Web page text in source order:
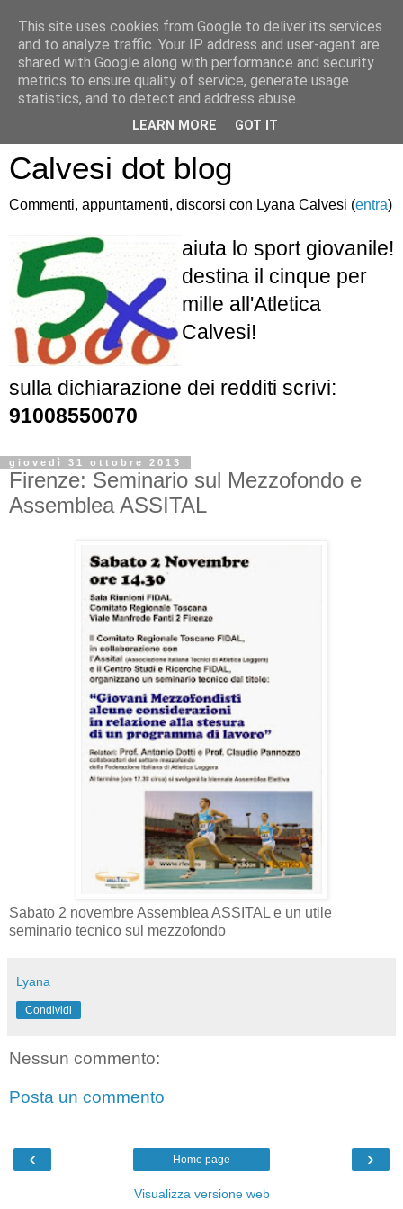
Atletica Sandro
Calvesi dot blog
Commenti, appuntamenti, discorsi con Lyana Calvesi (entra)
aiuta lo sport giovanile!
destina il cinque per
mille all'Atletica
Calvesi!
sulla dichiarazione dei redditi scrivi:
91008550070
giovedì 31 ottobre 2013
Firenze: Seminario sul Mezzofondo e
Assemblea ASSITAL
Sabato 2 novembre Assemblea ASSITAL e un utile
seminario tecnico sul mezzofondo
Lyana
Condividi
Nessun commento:
Posta un commento
‹ ›
Home page
Visualizza versione web
This site uses cookies from Google to deliver its services
and to analyze traffic. Your IP address and user-agent are
shared with Google along with performance and security
metrics to ensure quality of service, generate usage
statistics, and to detect and address abuse.
LEARN MORE GOT IT